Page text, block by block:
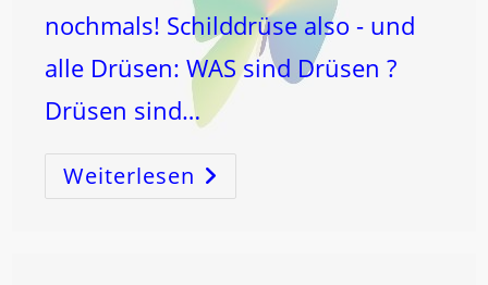
nochmals! Schilddrüse also - und
alle Drüsen: WAS sind Drüsen ?
Drüsen sind…
Weiterlesen DIE
DRÜSEN
–